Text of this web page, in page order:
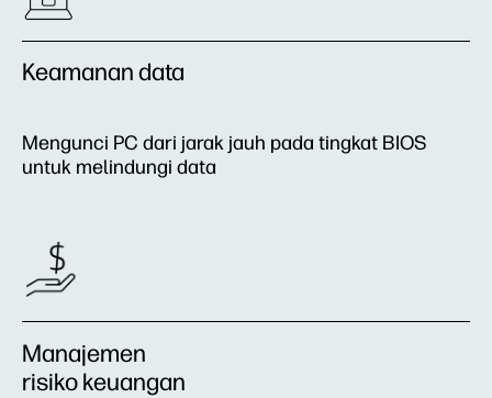
Keamanan data
Mengunci PC dari jarak jauh pada tingkat BIOS
untuk melindungi data
Manajemen
risiko keuangan